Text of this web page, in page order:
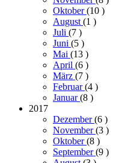
Oktober(10 )
August (1 )
Juli (7 )
Juni (5 )
Mai (13 )
April (6 )
März (7 )
Februar(4 )
Januar(8 )
2017
Dezember(6 )
November(3 )
Oktober(8 )
September(9 )